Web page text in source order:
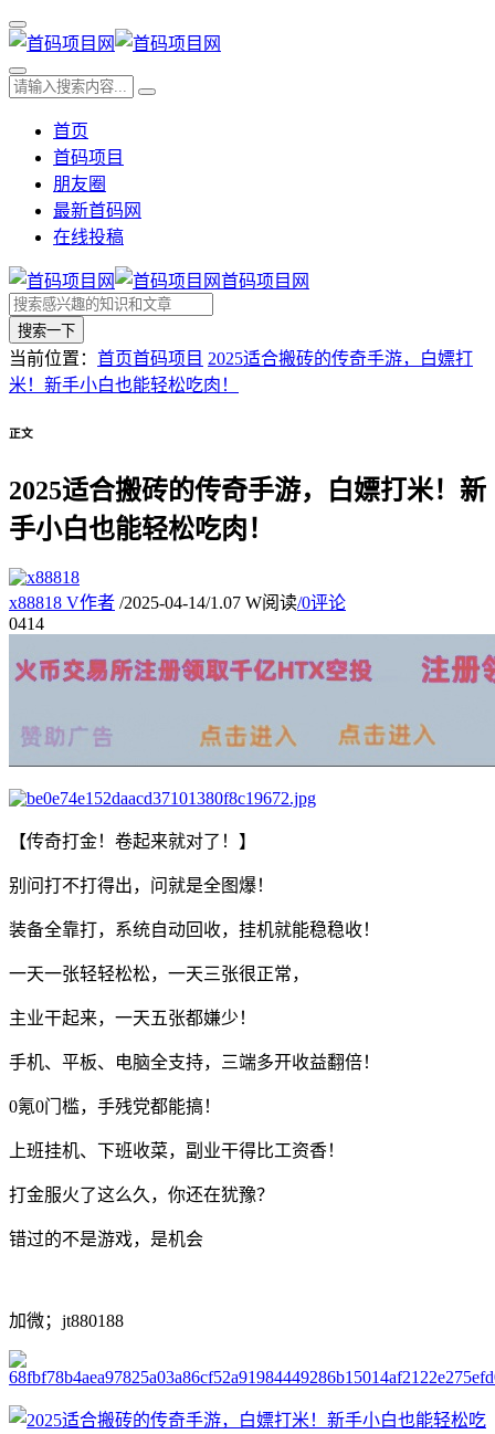
首页
首码项目
朋友圈
最新首码网
在线投稿
首码项目网
搜索一下
当前位置： 首页首码项目 2025适合搬砖的传奇手游，白嫖打
米！新手小白也能轻松吃肉！
正文
2025适合搬砖的传奇手游，白嫖打米！新
手小白也能轻松吃肉！
x88818 V作者 /2025-04-14/1.07 W阅读/0评论
0414
【传奇打金！卷起来就对了！】
别问打不打得出，问就是全图爆！
装备全靠打，系统自动回收，挂机就能稳稳收！
一天一张轻轻松松，一天三张很正常，
主业干起来，一天五张都嫌少！
手机、平板、电脑全支持，三端多开收益翻倍！
0氪0门槛，手残党都能搞！
上班挂机、下班收菜，副业干得比工资香！
打金服火了这么久，你还在犹豫？
错过的不是游戏，是机会
加微；jt880188